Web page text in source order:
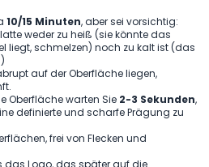
10/15 Minuten, aber sei vorsichtig:
weder zu heiß (sie könnte das
liegt, schmelzen) noch zu kalt ist (das
auf der Oberfläche liegen,
Oberfläche warten Sie 2-3 Sekunden,
definierte und scharfe Prägung zu
frei von Flecken und
das Logo, das später auf die